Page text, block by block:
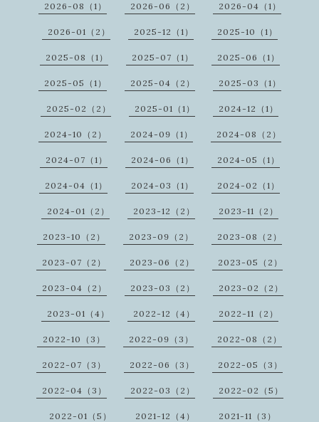
2026-08（1） 2026-06（2） 2026-04（1）
2026-01（2） 2025-12（1） 2025-10（1）
2025-08（1） 2025-07（1） 2025-06（1）
2025-05（1） 2025-04（2） 2025-03（1）
2025-02（2） 2025-01（1） 2024-12（1）
2024-10（2） 2024-09（1） 2024-08（2）
2024-07（1） 2024-06（1） 2024-05（1）
2024-04（1） 2024-03（1） 2024-02（1）
2024-01（2） 2023-12（2） 2023-11（2）
2023-10（2） 2023-09（2） 2023-08（2）
2023-07（2） 2023-06（2） 2023-05（2）
2023-04（2） 2023-03（2） 2023-02（2）
2023-01（4） 2022-12（4） 2022-11（2）
2022-10（3） 2022-09（3） 2022-08（2）
2022-07（3） 2022-06（3） 2022-05（3）
2022-04（3） 2022-03（2） 2022-02（5）
2022-01（5） 2021-12（4） 2021-11（3）